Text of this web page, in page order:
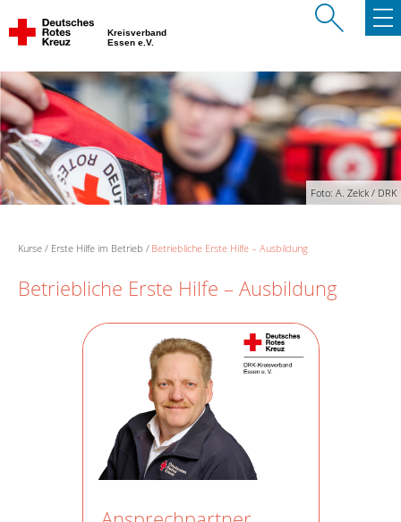
Kreisverband
Essen e.V.
Foto: A. Zelck / DRK
Kurse Erste Hilfe im Betrieb Betriebliche Erste Hilfe – Ausbildung
Betriebliche Erste Hilfe – Ausbildung